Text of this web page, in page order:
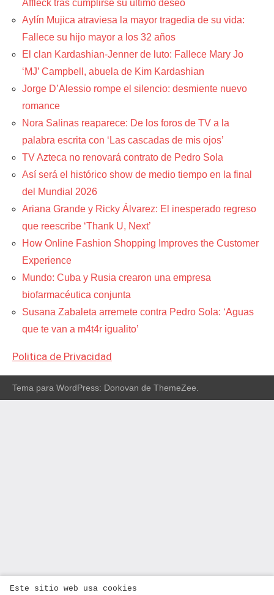
Affleck tras cumplirse su último deseo
Aylín Mujica atraviesa la mayor tragedia de su vida:
Fallece su hijo mayor a los 32 años
El clan Kardashian-Jenner de luto: Fallece Mary Jo
‘MJ’ Campbell, abuela de Kim Kardashian
Jorge D’Alessio rompe el silencio: desmiente nuevo
romance
Nora Salinas reaparece: De los foros de TV a la
palabra escrita con ‘Las cascadas de mis ojos’
TV Azteca no renovará contrato de Pedro Sola
Así será el histórico show de medio tiempo en la final
del Mundial 2026
Ariana Grande y Ricky Álvarez: El inesperado regreso
que reescribe ‘Thank U, Next’
How Online Fashion Shopping Improves the Customer
Experience
Mundo: Cuba y Rusia crearon una empresa
biofarmacéutica conjunta
Susana Zabaleta arremete contra Pedro Sola: ‘Aguas
que te van a m4t4r igualito’
Politica de Privacidad
Tema para WordPress: Donovan de ThemeZee.
Este sitio web usa cookies